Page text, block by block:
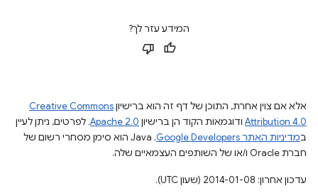
המידע עזר לך?
אלא אם צוין אחרת, התוכן של דף זה הוא ברישיוןCreative Commons
Attribution 4.0 ודוגמאות הקוד הן ברישיון Apache 2.0. לפרטים, ניתן לעיין
במדיניות האתר Google Developers‏
.‏ Java הוא סימן מסחרי רשום של
חברת Oracle ו/או של השותפים העצמאיים שלה.
עדכון אחרון: 2014-01-08 (שעון UTC).